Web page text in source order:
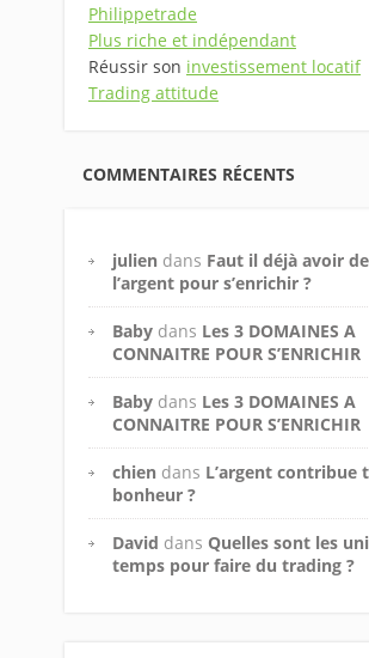
Philippetrade
Plus riche et indépendant
Réussir son investissement locatif
Trading attitude
COMMENTAIRES RÉCENTS
julien dans Faut il déjà avoir de
l’argent pour s’enrichir ?
Baby dans Les 3 DOMAINES A
CONNAITRE POUR S’ENRICHIR
Baby dans Les 3 DOMAINES A
CONNAITRE POUR S’ENRICHIR
chien dans L’argent contribue
bonheur ?
David dans Quelles sont les
temps pour faire du trading ?